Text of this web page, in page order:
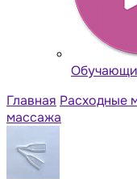
Главная Расходные
массажа